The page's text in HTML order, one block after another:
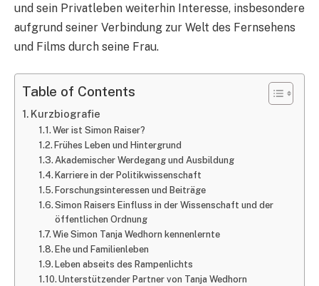
und sein Privatleben weiterhin Interesse, insbesondere
aufgrund seiner Verbindung zur Welt des Fernsehens
und Films durch seine Frau.
Table of Contents
Kurzbiografie
Wer ist Simon Raiser?
Frühes Leben und Hintergrund
Akademischer Werdegang und Ausbildung
Karriere in der Politikwissenschaft
Forschungsinteressen und Beiträge
Simon Raisers Einfluss in der Wissenschaft und der
öffentlichen Ordnung
Wie Simon Tanja Wedhorn kennenlernte
Ehe und Familienleben
Leben abseits des Rampenlichts
Unterstützender Partner von Tanja Wedhorn